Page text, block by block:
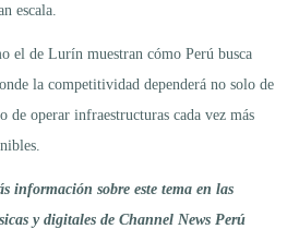
escala.
el de Lurín muestran cómo Perú busca
la competitividad dependerá no solo de
de operar infraestructuras cada vez más
información sobre este tema en las
y digitales de Channel News Perú